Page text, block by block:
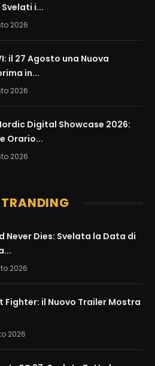
i...
2026
il 27 Agosto una Nuova
in...
2026
Digital Showcase 2026:
Orario...
2026
TRANDING
Never Dies: Svelata la Data di
2026
Fighter: il Nuovo Trailer Mostra
2026